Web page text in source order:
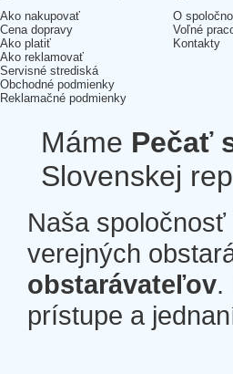
Ako nakupovať
Cena dopravy
Ako platiť
Ako reklamovať
Servisné strediská
Obchodné podmienky
Reklamačné podmienky
O
Voľné
Kontakty
Máme Pečať
Slovenskej
Naša
verejných
obstarávateľov.
prístupe a